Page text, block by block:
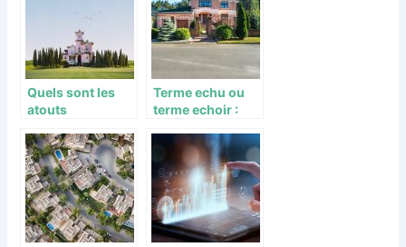
Quels sont les
atouts
quartier
economique de
l’Escoutere ?
Terme echu ou
terme echoir :
paiement de
loyer